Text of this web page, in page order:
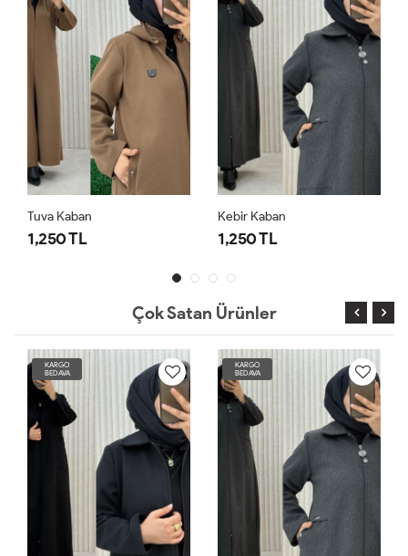
Tuva Kaban
1,250 TL
Kebir Kaban
1,250 TL
Çok Satan Ürünler
KARGO
BEDAVA
KARGO
BEDAVA